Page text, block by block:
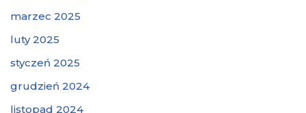
marzec 2025
luty 2025
styczeń 2025
grudzień 2024
listopad 2024